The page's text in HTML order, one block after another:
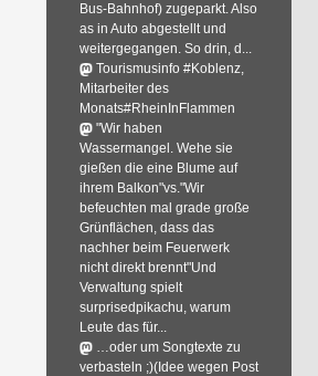
Bus-Bahnhof) zugeparkt. Also
as in Auto abgestellt und
weitergegangen. So drin, d...
Tourismusinfo #Koblenz,
Mitarbeiter des
Monats#RheinInFlammen
"Wir haben
Wassermangel. Wehe sie
gießen die eine Blume auf
ihrem Balkon"vs."Wir
befeuchten mal grade große
Grünflächen, dass das
nachher beim Feuerwerk
nicht direkt brennt"Und
Verwaltung spielt
surprisedpikachu, warum
Leute das für...
…oder um Songtexte zu
verbasteln ;)(Idee wegen Post